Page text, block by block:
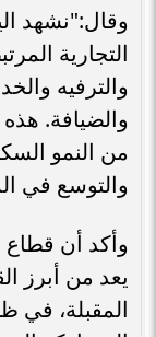
وقال:"نشهد
التجارية
والترفيه
والضيافة.
من النمو
والتوسع في
وأكد أن قطاع
يعد من أبرز
المقبلة، في